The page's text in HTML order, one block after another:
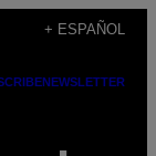
+ ESPAÑOL
NEWSLETTER